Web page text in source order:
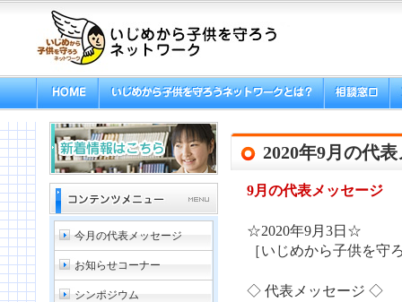
今月の代表メッセージ
お知らせコーナー
シンポジウム
2020年9月の代
9月の代表メッセージ
☆2020年9月3日☆
［いじめから子供を守
◇ 代表メッセージ ◇